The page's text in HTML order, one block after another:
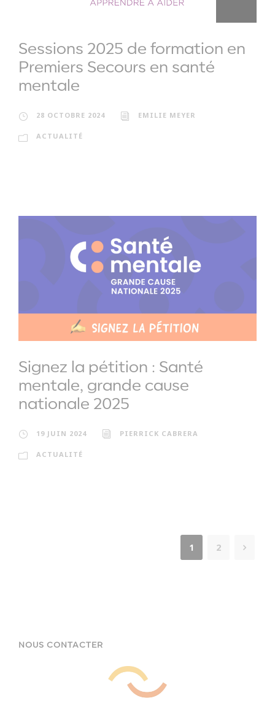
Sessions 2025 de formation en
Premiers Secours en santé
mentale
28 OCTOBRE 2024 EMILIE MEYER
ACTUALITÉ
Signez la pétition : Santé
mentale, grande cause
nationale 2025
19 JUIN 2024 PIERRICK CABRERA
ACTUALITÉ
1 2
NOUS CONTACTER